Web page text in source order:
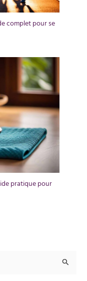
complet pour se
pratique pour